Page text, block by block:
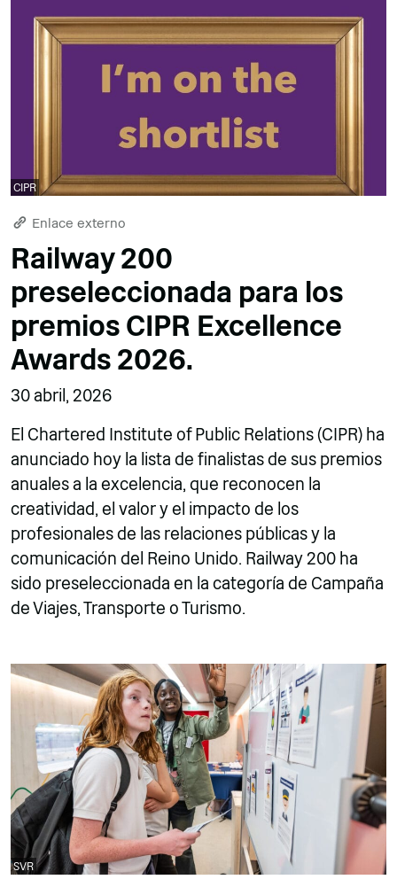
CIPR
Enlace externo
Railway 200
preseleccionada para los
premios CIPR Excellence
Awards 2026.
30 abril, 2026
El Chartered Institute of Public Relations (CIPR) ha
anunciado hoy la lista de finalistas de sus premios
anuales a la excelencia, que reconocen la
creatividad, el valor y el impacto de los
profesionales de las relaciones públicas y la
comunicación del Reino Unido. Railway 200 ha
sido preseleccionada en la categoría de Campaña
de Viajes, Transporte o Turismo.
SVR